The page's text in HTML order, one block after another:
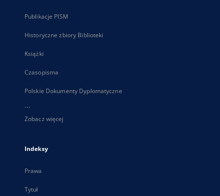
Publikacje PISM
Historyczne zbiory Biblioteki
Książki
Czasopisma
Polskie Dokumenty Dyplomatyczne
...
Zobacz więcej
Indeksy
Prawa
Tytuł